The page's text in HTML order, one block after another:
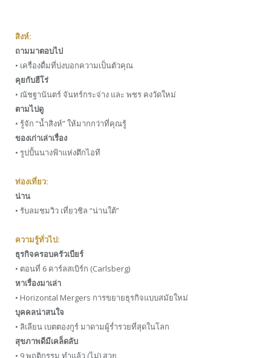
สิงห์:
ถามมาตอบไป
• เครื่องดื่มที่บ่งบอกความเป็นตัวคุณ
คุยกับฮีโร่
• ณัชฐานันตร์ จันทร์กระจ่าง และ พชร คงวัดใหม่
ตามไปดู
• รู้จัก “นํ้าสิงห์” ให้มากกว่าที่คุณรู้
ของเก่าเล่าเรื่อง
• รูปปั้นนางฟ้าแห่งตึกไอที
ท่องเที่ยว:
น่าน
• รับลมชมวิว เที่ยวชิล “น่านใต้”
ความรู้ทั่วไป:
ธุรกิจครอบครัวเบียร์
• ตอนที่ 6 คาร์ลสเบิร์ก (Carlsberg)
หาเรื่องมาเล่า
• Horizontal Mergers การขยายธุรกิจแบบสมัยใหม่
บุคคลน่าสนใจ
• ลิเลียน เบตตองกูร์ มาดามผู้รํ่ารวยที่สุดในโลก
สุขภาพดีมีเคล็ดลับ
• 9 พฤติกรรม ทำแล้ว (ไม่) สวย